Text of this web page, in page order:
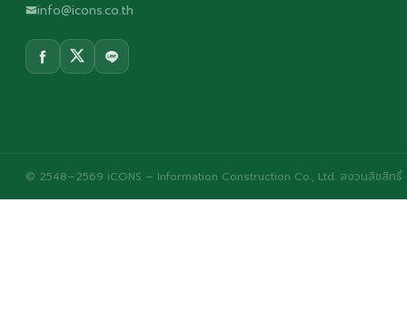
info@icons.co.th
© 2548–2569 iCONS – Information Construction Co., Ltd. สงวนลิขสิทธิ์